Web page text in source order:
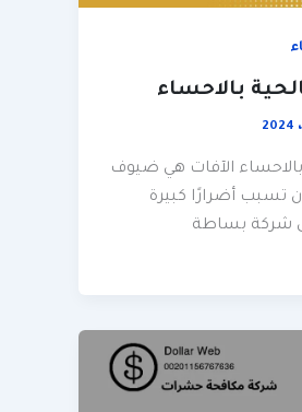
بالاحساء
الآفات هي ضيوف
تسبب أضرارًا كبيرة
شركة بساطة